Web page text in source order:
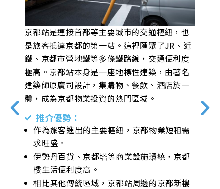
京都站是連接首都等主要城市的交通樞紐，也
是旅客抵達京都的第一站。這裡匯聚了JR、近
鐵、京都市營地鐵等多條鐵路線，交通便利度
極高。京都站本身是一座地標性建築，由著名
建築師原廣司設計，集購物、餐飲、酒店於一
體，成為京都物業投資的熱門區域。
推介優勢：
作為旅客進出的主要樞紐，京都物業短租需
求旺盛。
伊勢丹百貨、京都塔等商業設施環繞，京都
樓生活便利度高。
相比其他傳統區域，京都站周邊的京都新樓